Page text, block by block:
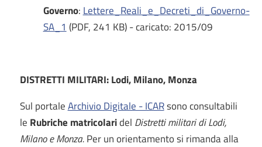
Governo: Lettere_Reali_e_Decreti_di_Governo-
SA_1 (PDF, 241 KB) - caricato: 2015/09
DISTRETTI MILITARI: Lodi, Milano, Monza
Sul portaleArchivio Digitale - ICARsono consultabili
le Rubriche matricolaridel Distretti militari diLodi,
Milano e Monza.Per un orientamento si rimanda alla